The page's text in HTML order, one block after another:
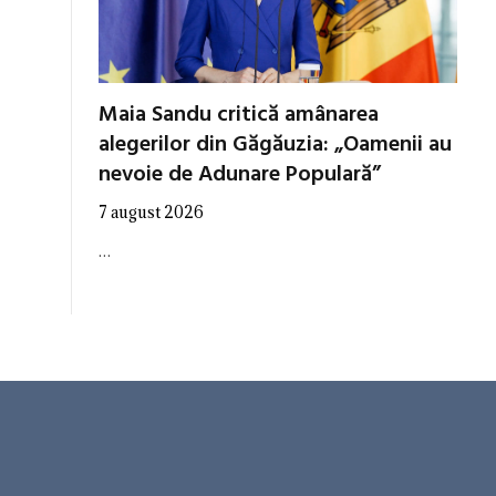
Maia Sandu critică amânarea
alegerilor din Găgăuzia: „Oamenii au
nevoie de Adunare Populară”
7 august 2026
…